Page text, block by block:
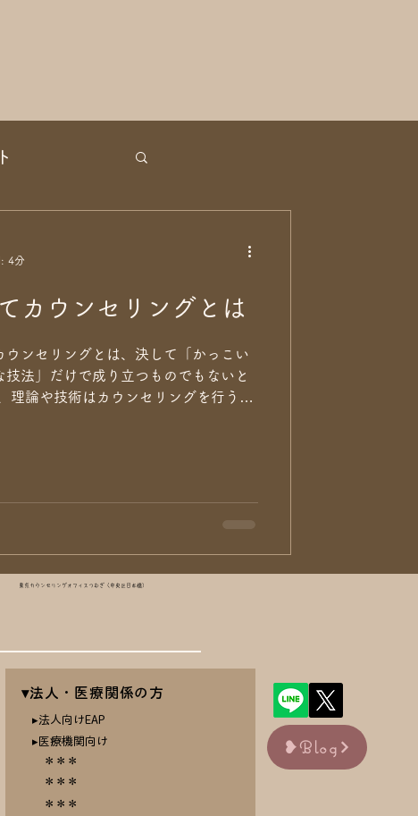
カウンセリングとは
ウンセリングとは、決して「かっこい
法」だけで成り立つものでもないと
理論や技術はカウンセリングを行う上
4分
東京カウンセリングオフィスつむぎ（中央区日本橋）
▾法人・医療関係の方
▸法人向けEAP
▸医療機関向け
​ ＊＊＊
＊＊＊
＊＊＊
❥Blog